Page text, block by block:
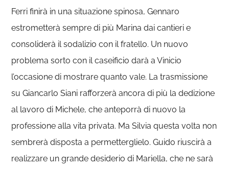
Ferri finirà in una situazione spinosa, Gennaro
estrometterà sempre di più Marina dai cantieri e
consoliderà il sodalizio con il fratello. Un nuovo
problema sorto con il caseificio darà a Vinicio
l’occasione di mostrare quanto vale. La trasmissione
su Giancarlo Siani rafforzerà ancora di più la dedizione
al lavoro di Michele, che anteporrà di nuovo la
professione alla vita privata. Ma Silvia questa volta non
sembrerà disposta a permetterglielo. Guido riuscirà a
realizzare un grande desiderio di Mariella, che ne sarà